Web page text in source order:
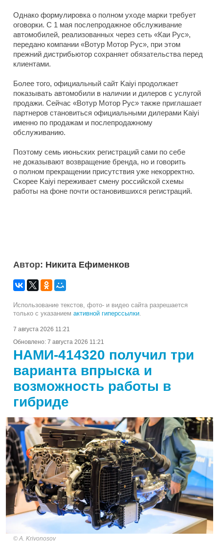
Однако формулировка о полном уходе марки требует
оговорки. С 1 мая послепродажное обслуживание
автомобилей, реализованных через сеть «Каи Рус»,
передано компании «Вотур Мотор Рус», при этом
прежний дистрибьютор сохраняет обязательства перед
клиентами.
Более того, официальный сайт Kaiyi продолжает
показывать автомобили в наличии и дилеров с услугой
продажи. Сейчас «Вотур Мотор Рус» также приглашает
партнеров становиться официальными дилерами Kaiyi
именно по продажам и послепродажному
обслуживанию.
Поэтому семь июньских регистраций сами по себе
не доказывают возвращение бренда, но и говорить
о полном прекращении присутствия уже некорректно.
Скорее Kaiyi переживает смену российской схемы
работы на фоне почти остановившихся регистраций.
Автор: Никита Ефименков
Использование текстов, фото- и видео сайта разрешается
только с указанием активной гиперссылки
7 августа 2026 11:21
Обновлено: 7 августа 2026 11:21
НАМИ-414320 получил три
варианта впрыска и
возможность работы в
гибриде
A. Krivonosov